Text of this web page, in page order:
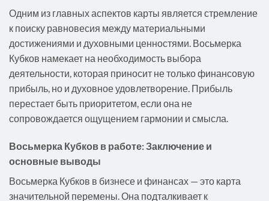
Одним из главных аспектов карты является стремление
к поиску равновесия между материальными
достижениями и духовными ценностями. Восьмерка
Кубков намекает на необходимость выбора
деятельности, которая приносит не только финансовую
прибыль, но и духовное удовлетворение. Прибыль
перестает быть приоритетом, если она не
сопровождается ощущением гармонии и смысла.
Восьмерка Кубков в работе: Заключение и
основные выводы
Восьмерка Кубков в бизнесе и финансах — это карта
значительной перемены. Она подталкивает к